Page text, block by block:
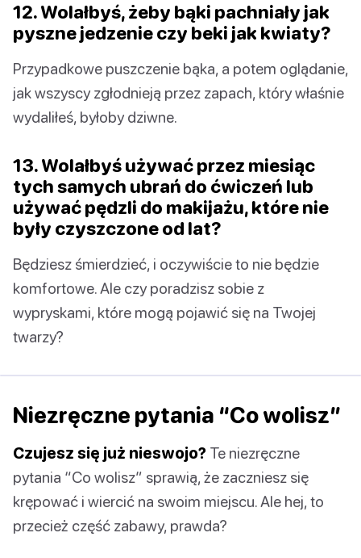
12. Wolałbyś, żeby bąki pachniały jak
pyszne jedzenie czy beki jak kwiaty?
Przypadkowe puszczenie bąka, a potem oglądanie,
jak wszyscy zgłodnieją przez zapach, który właśnie
wydaliłeś, byłoby dziwne.
13. Wolałbyś używać przez miesiąc
tych samych ubrań do ćwiczeń lub
używać pędzli do makijażu, które nie
były czyszczone od lat?
Będziesz śmierdzieć, i oczywiście to nie będzie
komfortowe. Ale czy poradzisz sobie z
wypryskami, które mogą pojawić się na Twojej
twarzy?
Niezręczne pytania “Co wolisz”
Czujesz się już nieswojo? Te niezręczne
pytania “Co wolisz” sprawią, że zaczniesz się
krępować i wiercić na swoim miejscu. Ale hej, to
przecież część zabawy, prawda?